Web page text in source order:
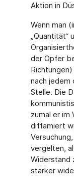
Aktion in
Wenn man
„Quantität“
der Opfer
nach jedem
Stelle. Die
zumal er
diffamiert
vergelten,
Widerstand
stärker